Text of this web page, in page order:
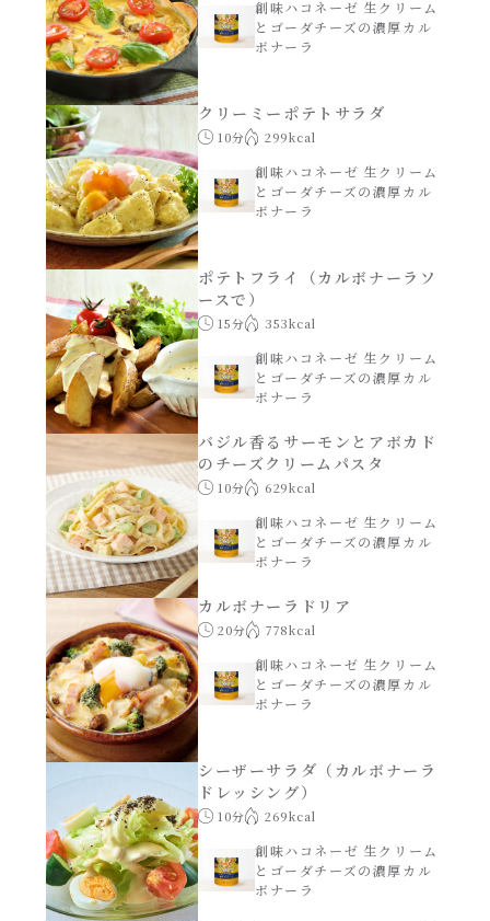
パウチのまんまシリーズ
だしまろ麺
シャンタン鍋
おもてなし
BBQ/キャンプ
炊飯器
ホットプレート
レンジ調理
お子さま
節分
ひなまつり
こどもの日
ハロウィン
運動会
焼肉のたれ 二代目
やみつききゃべつの塩たれ
だしまろ酢
聖護院かぶらのもみじおろしぽん酢
ハコネーゼ 完熟トマト
ハコネーゼ 海老クリーム
ハコネーゼ ボロネーゼ
ハコネーゼ ポルチーニ
ハコネーゼ カルボナーラ
ハコネーゼ イカスミ
ハコネーゼ ボンゴレ
ハコネーゼ アラビアータ
ハコネーゼ クリーミーボロネーゼ
創味ハコネーゼ 生クリーム
とゴーダチーズの濃厚カル
ボナーラ
クリーミーポテトサラダ
10分 299kcal
創味ハコネーゼ 生クリーム
とゴーダチーズの濃厚カル
ボナーラ
ポテトフライ（カルボナーラソ
ースで）
15分 353kcal
創味ハコネーゼ 生クリーム
とゴーダチーズの濃厚カル
ボナーラ
バジル香るサーモンとアボカド
のチーズクリームパスタ
10分 629kcal
創味ハコネーゼ 生クリーム
とゴーダチーズの濃厚カル
ボナーラ
カルボナーラドリア
20分 778kcal
創味ハコネーゼ 生クリーム
とゴーダチーズの濃厚カル
ボナーラ
シーザーサラダ（カルボナーラ
ドレッシング）
10分 269kcal
創味ハコネーゼ 生クリーム
とゴーダチーズの濃厚カル
ボナーラ